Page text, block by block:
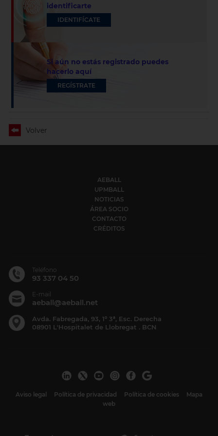
identificarte
IDENTIFÍCATE
Si aún no estás registrado puedes
hacerlo aquí
REGÍSTRATE
Volver
AEBALL
UPMBALL
NOTICIAS
ÁREA SOCIO
CONTACTO
CRÉDITOS
Teléfono
93 337 04 50
E-mail
aeball@aeball.net
Avda. Fabregada, 93, 1º 3ª, Esc. Derecha
08901 L'Hospitalet de Llobregat . BCN
Aviso legal Política de privacidad Política de cookies
Mapa
web